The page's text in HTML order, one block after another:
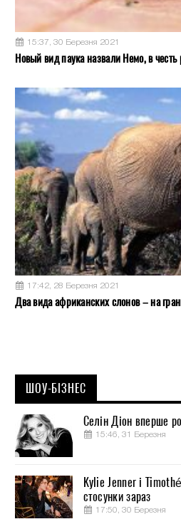
15:37, 30 Березня 2021
Новый вид паука назвали Немо, в
17:42, 28 Березня 2021
Два вида африканских слонов – на
ШОУ-БІЗНЕС
Селін Діон вперше
15:46, 31 Березня
Kylie Jenner і
стосунки зараз
17:50, 30 Березня